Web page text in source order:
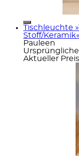
Tischleuchte
Stoff/Keramik«
Pauleen
Aktueller Preis